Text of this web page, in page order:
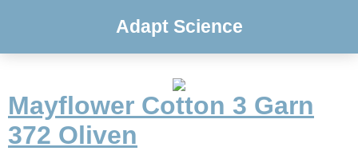
Adapt Science
Mayflower Cotton 3 Garn
372 Oliven